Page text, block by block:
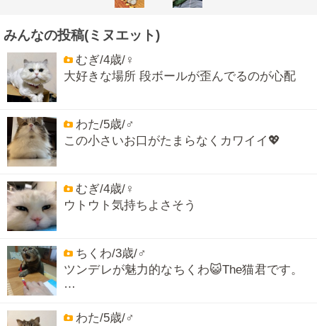
みんなの投稿(ミヌエット)
むぎ/4歳/♀
大好きな場所 段ボールが歪んでるのが心配
わた/5歳/♂
この小さいお口がたまらなくカワイイ💖
むぎ/4歳/♀
ウトウト気持ちよさそう
ちくわ/3歳/♂
ツンデレが魅力的なちくわ😺The猫君です。
…
わた/5歳/♂